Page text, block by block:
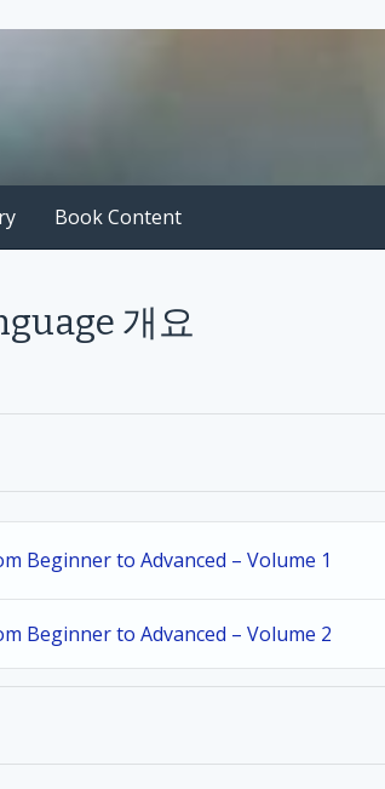
Book Content
개요
Beginner to Advanced – Volume 1
Beginner to Advanced – Volume 2